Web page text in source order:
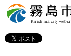
霧島市 Kirishima
city website